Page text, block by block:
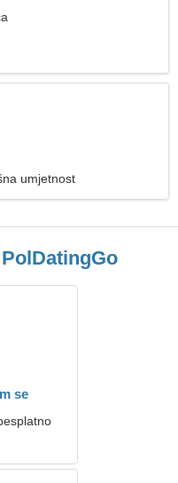
umjetnost
se